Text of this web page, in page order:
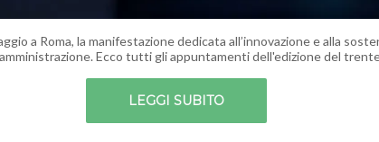
a Roma, la manifestazione dedicata all’innovazione e alla
Ecco tutti gli appuntamenti dell'edizione del
LEGGI SUBITO